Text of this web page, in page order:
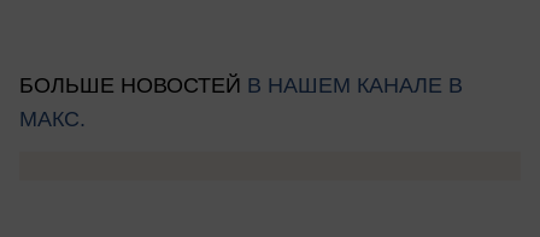
БОЛЬШЕ НОВОСТЕЙ В НАШЕМ КАНАЛЕ В
МАКС.